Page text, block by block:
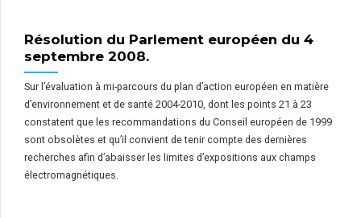
Résolution du Parlement européen du 4
septembre 2008.
Sur l’évaluation à mi-parcours du plan d’action européen en matière
d’environnement et de santé 2004-2010, dont les points 21 à 23
constatent que les recommandations du Conseil européen de 1999
sont obsolètes et qu’il convient de tenir compte des dernières
recherches afin d’abaisser les limites d’expositions aux champs
électromagnétiques.